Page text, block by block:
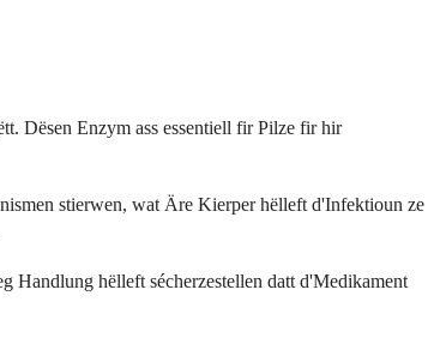
Dësen Enzym ass essentiell fir Pilze fir hir
stierwen, wat Äre Kierper hëlleft d'Infektioun ze
Handlung hëlleft sécherzestellen datt d'Medikament